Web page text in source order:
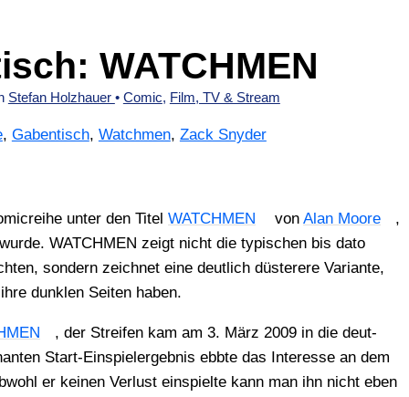
WATCHMEN
Stefan Holzhauer • Comic, Film, TV & Stream
, Gabentisch, Watchmen, Zack Snyder
unter den Titel WATCHMEN von Alan Moo­re
,
WATCHMEN zeigt nicht die typi­schen bis dato
son­dern zeich­net eine deut­lich düs­te­re­re Vari­an­te,
dunk­len Sei­ten haben.
, der Strei­fen kam am 3. März 2009 in die deut­
Start-Ein­spiel­ergeb­nis ebb­te das Inter­es­se an dem
er kei­nen Ver­lust ein­spiel­te kann man ihn nicht eben